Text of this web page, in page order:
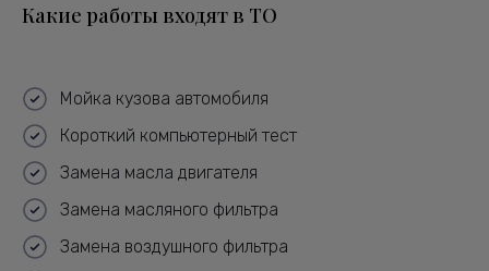
Какие работы входят в ТО
Мойка кузова автомобиля
Короткий компьютерный тест
Замена масла двигателя
Замена масляного фильтра
Замена воздушного фильтра